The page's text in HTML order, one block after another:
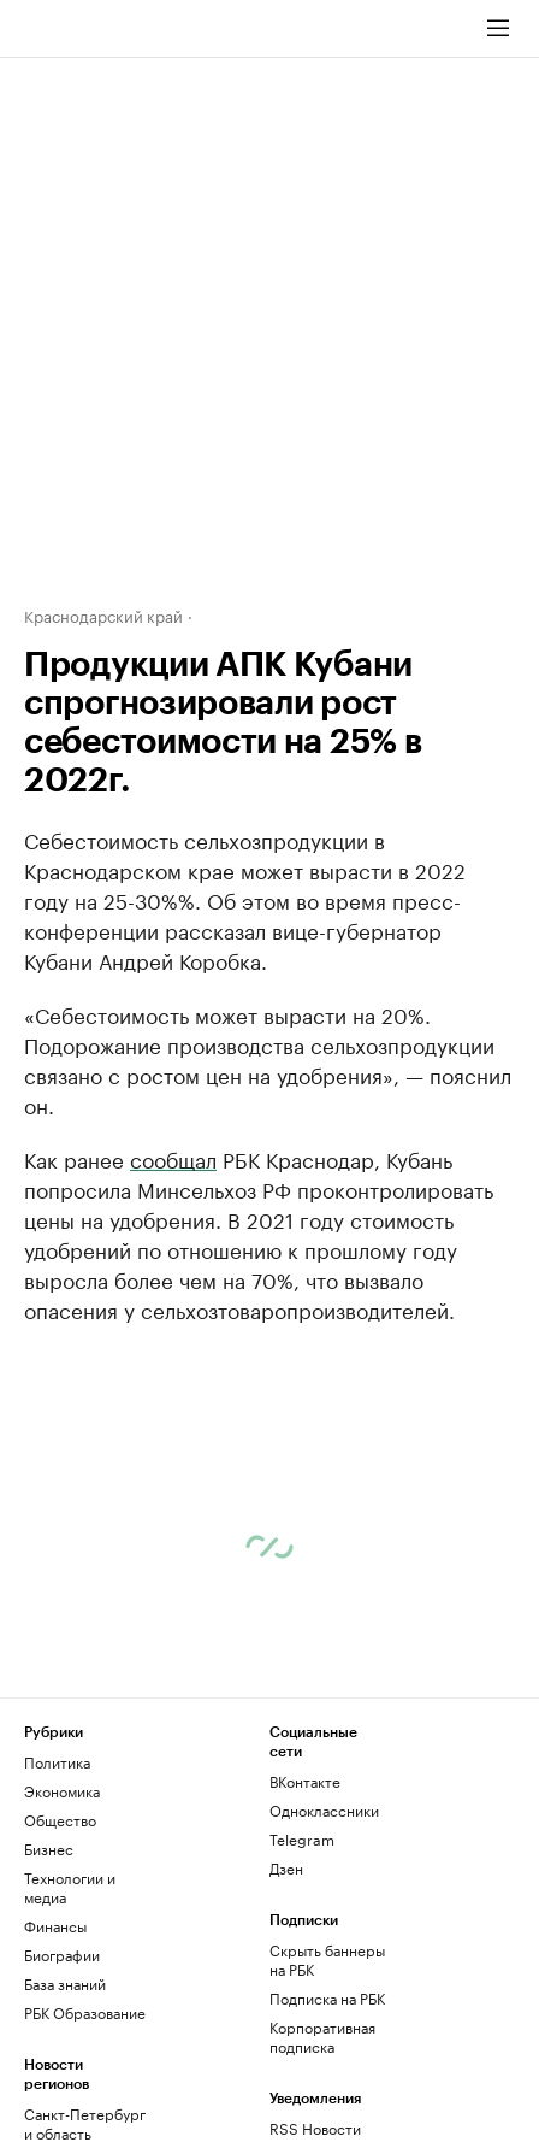
Краснодарский край
Продукции АПК Кубани
спрогнозировали рост
себестоимости на 25% в
2022г.
Себестоимость сельхозпродукции в
Краснодарском крае может вырасти в 2022
году на 25-30%%. Об этом во время пресс-
конференции рассказал вице-губернатор
Кубани Андрей Коробка.
«Себестоимость может вырасти на 20%.
Подорожание производства сельхозпродукции
связано с ростом цен на удобрения», — пояснил
он.
Как ранее сообщал РБК Краснодар, Кубань
попросила Минсельхоз РФ проконтролировать
цены на удобрения. В 2021 году стоимость
удобрений по отношению к прошлому году
выросла более чем на 70%, что вызвало
опасения у сельхозтоваропроизводителей.
Рубрики
Политика
Экономика
Общество
Бизнес
Технологии и
медиа
Финансы
Биографии
База знаний
РБК Образование
Новости
регионов
Санкт-Петербург
и область
Социальные
сети
ВКонтакте
Одноклассники
Telegram
Дзен
Подписки
Скрыть баннеры
на РБК
Подписка на РБК
Корпоративная
подписка
Уведомления
RSS Новости